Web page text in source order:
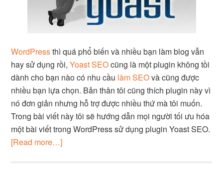
WordPressthì quá phổ biến và nhiều bạn làm blog vẫn
hay sử dụng rồi,Yoast SEOcũng là một plugin không tồi
dành cho bạn nào có nhu cầu làm SEOvà cũng được
nhiều bạn lựa chọn. Bản thân tôi cũng thích plugin này vì
nó đơn giản nhưng hỗ trợ được nhiều thứ mà tôi muốn.
Trong bài viết này tôi sẽ hướng dẫn mọi người tối ưu hóa
một bài viết trong WordPress sử dụng plugin Yoast SEO.
[Read more…]